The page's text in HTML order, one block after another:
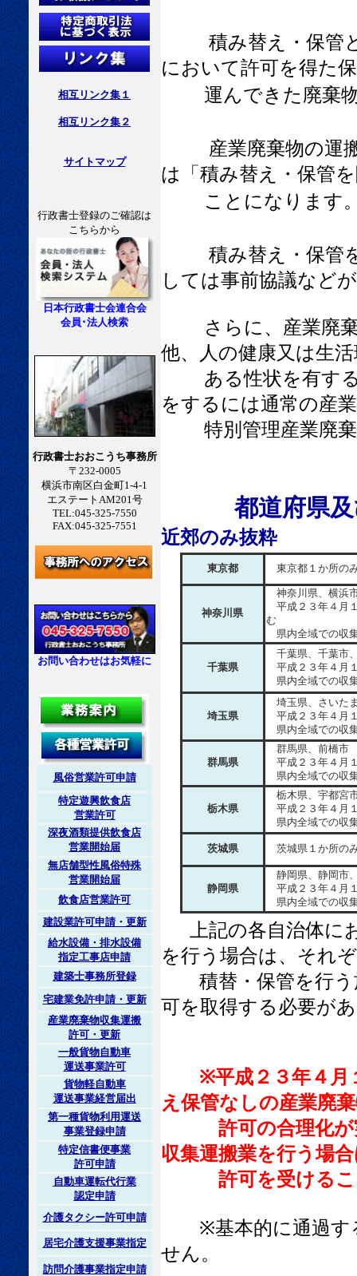
相互リンク集１
相互リンク集２
サイトマップ
行政書士登録のご確認は
こちらから
日本行政書士会連合会
会員･法人検索
行政書士おおこうち事務所
〒232-0005
横浜市南区白金町1-4-1
エステートAM201号
TEL:045-325-7550
FAX:045-325-7551
お問い合わせはお気軽に
風俗営業許可申請
特定遊興飲食店
営業許可
深夜酒類提供飲食店
営業開始届
無店舗型性風俗特殊
営業開始届
飲食店営業許可
建設業許可申請・更新
給水設備・排水設備
指定工事店申請
建築士事務所登録
宅建業免許申請・更新
産業廃棄物収集運搬
許可・更新
一般貨物自動車
運送事業許可
貨物軽自動車
運送事業経営届出
第一種貨物利用運送
事業登録申請
特定信書便事業
許可申請
自動車運転代行業
認定申請
介護タクシー許可申請
居宅介護支援事業指定
訪問介護事業指定申請
積み替え・保管
において許可を得た
運んできた廃棄物
産業廃棄物の運
は「積み替え・保管
ことになります
積み替え・保管
しては事前協議など
さらに、産業廃棄
他、人の健康又は生
ある性状を有する
をするには通常の産
特別管理産業廃棄
都道府県及
近郊のみ抜粋
東京都 東京都１か所の
神奈川県
神奈川県、横浜
平成２３年４月
む
県内全域での収
千葉県
千葉県、千葉市
平成２３年４月
県内全域での収
埼玉県
埼玉県、さいた
平成２３年４月
県内全域での収
群馬県
群馬県、前橋市
平成２３年４月
県内全域での収
栃木県
栃木県、宇都宮
平成２３年４月
県内全域での収
茨城県 茨城県１か所の
静岡県
静岡県、静岡市
平成２３年４月
県内全域での収
上記の各自治体に
を行う場合は、それ
積替・保管を行う
可を取得する必要が
※平成２３年４月
え保管なしの産業廃
許可の合理化が実
収集運搬業を行う場
許可を受けるこ
※基本的に通過する
せん。